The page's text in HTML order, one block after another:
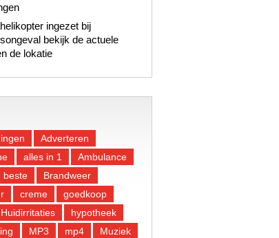
ingezet bij
bekijk de actuele
de lokatie
Adverteren
alles in 1
Ambulance
beste
Brandweer
creme
goedkoop
Huidirritaties
hypotheek
MP3 mp4
Muziek